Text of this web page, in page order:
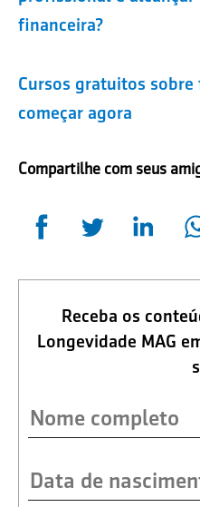
financeira?
Cursos gratuitos sobre
começar agora
Compartilhe com seus
Receba os
Longevidade MAG